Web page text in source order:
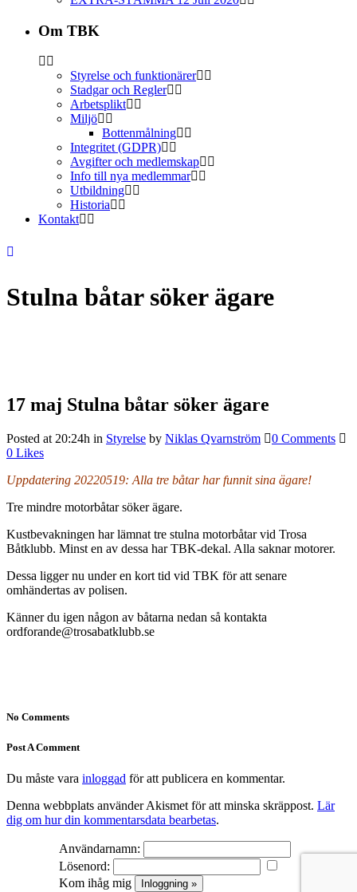
Om TBK
Styrelse och funktionärer
Stadgar och Regler
Arbetsplikt
Miljö
Bottenmålning
Integritet (GDPR)
Avgifter och medlemskap
Info till nya medlemmar
Utbildning
Historia
Kontakt
Stulna båtar söker ägare
17 maj Stulna båtar söker ägare
Posted at 20:24h in Styrelse by Niklas Qvarnström
0 Comments
0 Likes
Uppdatering 20220519: Alla tre båtar har funnit sina ägare!
Tre mindre motorbåtar söker ägare.
Kustbevakningen har lämnat tre stulna motorbåtar vid Trosa
Båtklubb. Minst en av dessa har TBK-dekal. Alla saknar motorer.
Dessa ligger nu under en kort tid vid TBK för att senare
omhändertas av polisen.
Känner du igen någon av båtarna nedan så kontakta
ordforande@trosabatklubb.se
No Comments
Post A Comment
Du måste vara inloggad för att publicera en kommentar.
Denna webbplats använder Akismet för att minska skräppost. Lär
dig om hur din kommentarsdata bearbetas.
Användarnamn:
Lösenord:
Kom ihåg mig